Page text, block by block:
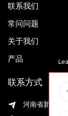
联系我们
常问问题
关于我们
产品
联系方式
河南省新乡市